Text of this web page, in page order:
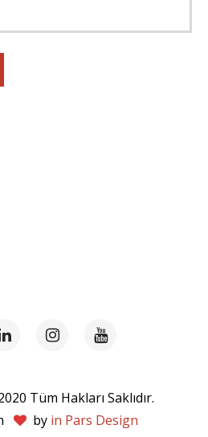
Tüm Hakları Saklıdır.
by in Pars Design